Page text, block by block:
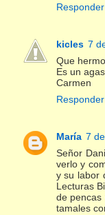
Responder
kicles 7
Que
Es un
Carmen
Responder
María 7
Señor
verlo y
y su labor
Lecturas
de
tamales